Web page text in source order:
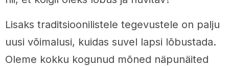
Lisaks traditsioonilistele tegevustele on palju
uusi võimalusi, kuidas suvel lapsi lõbustada.
Oleme kokku kogunud mõned näpunäited